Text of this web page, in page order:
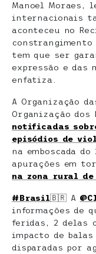
Manoel Moraes,
internacionais
aconteceu no
constrangimento
tem que ser
expressão e das
enfatiza.
A Organização
Organização dos
notificadas
episódios de
na emboscada
apurações em
na zona rural de
#Brasil🇧🇷 A
informações de
feridas, 2 delas
impacto de
disparadas por